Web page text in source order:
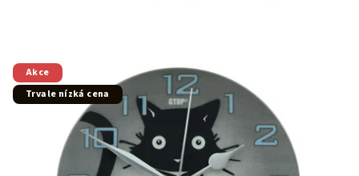
Akce
Trvale nízká cena